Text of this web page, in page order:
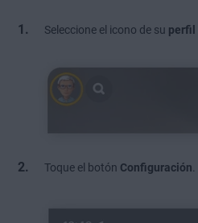
Seleccione el icono de su perfil
Toque el botón Configuración.